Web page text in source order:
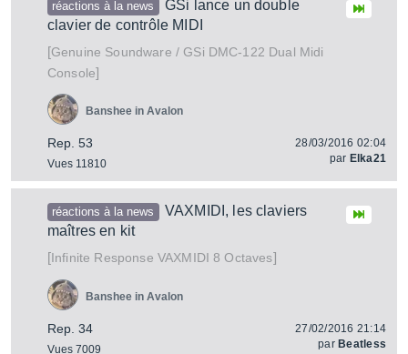
réactions à la news
GSi lance un double
clavier de contrôle MIDI
[Genuine Soundware / GSi DMC-122 Dual Midi
Console]
Rep. 53
Vues 11810
Banshee in Avalon
28/03/2016 02:04
par Elka21
réactions à la news
VAXMIDI, les claviers
maîtres en kit
[ Infinite Response VAXMIDI 8 Octaves]
Rep. 34
Vues 7009
Banshee in Avalon
27/02/2016 21:14
par Beatless